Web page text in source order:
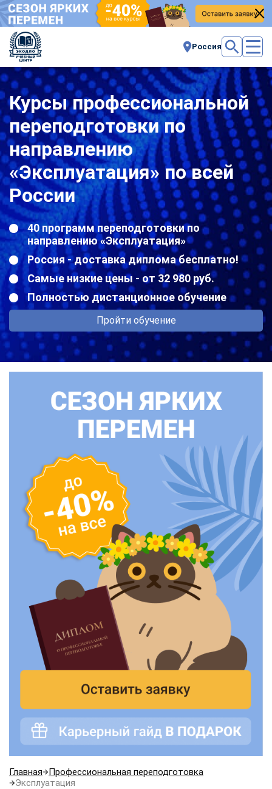
Россия
Курсы профессиональной
переподготовки по
направлению
«Эксплуатация» по всей
России
40 программ переподготовки по
направлению «Эксплуатация»
Россия - доставка диплома бесплатно!
Самые низкие цены - от 32 980 руб.
Полностью дистанционное обучение
Пройти обучение
Главная
Профессиональная переподготовка
Эксплуатация